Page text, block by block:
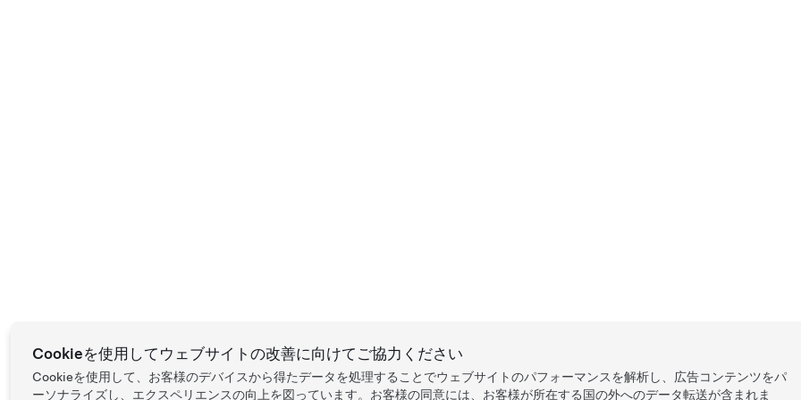
Cookieを使用してウェブサイトの改善に向けてご協力ください
Cookieを使用して、お客様のデバイスから得たデータを処理することでウェブサイトのパフォーマンスを解析し、広告コンテンツをパ
ーソナライズし、エクスペリエンスの向上を図っています。お客様の同意には、お客様が所在する国の外へのデータ転送が含まれま